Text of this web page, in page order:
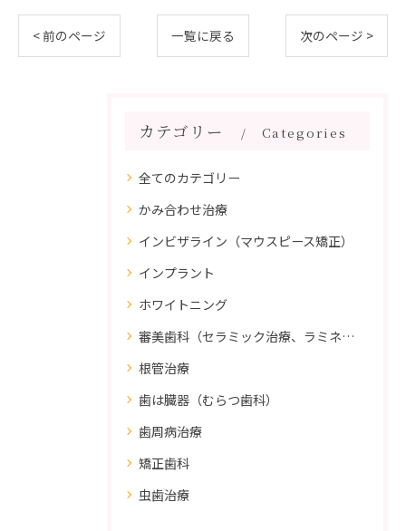
< 前のページ 一覧に戻る 次のページ >
カテゴリー Categories
全てのカテゴリー
かみ合わせ治療
インビザライン（マウスピース矯正）
インプラント
ホワイトニング
審美歯科（セラミック治療、ラミネートべニア、ダイレクトボンディング）
根管治療
歯は臓器（むらつ歯科）
歯周病治療
矯正歯科
虫歯治療